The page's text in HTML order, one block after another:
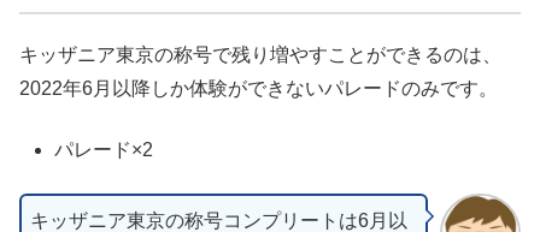
キッザニア東京の称号で残り増やすことができるのは、
2022年6月以降しか体験ができないパレードのみです。
パレード×2
キッザニア東京の称号コンプリートは6月以